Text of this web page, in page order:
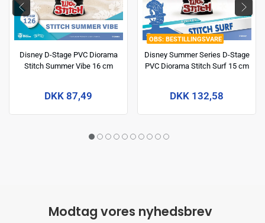
Disney D-Stage PVC Diorama
Stitch Summer Vibe 16 cm
DKK 87,49
BESTILLINGSVARE
Disney Summer Series D-Stage
PVC Diorama Stitch Surf 15 cm
DKK 132,58
Modtag vores nyhedsbrev